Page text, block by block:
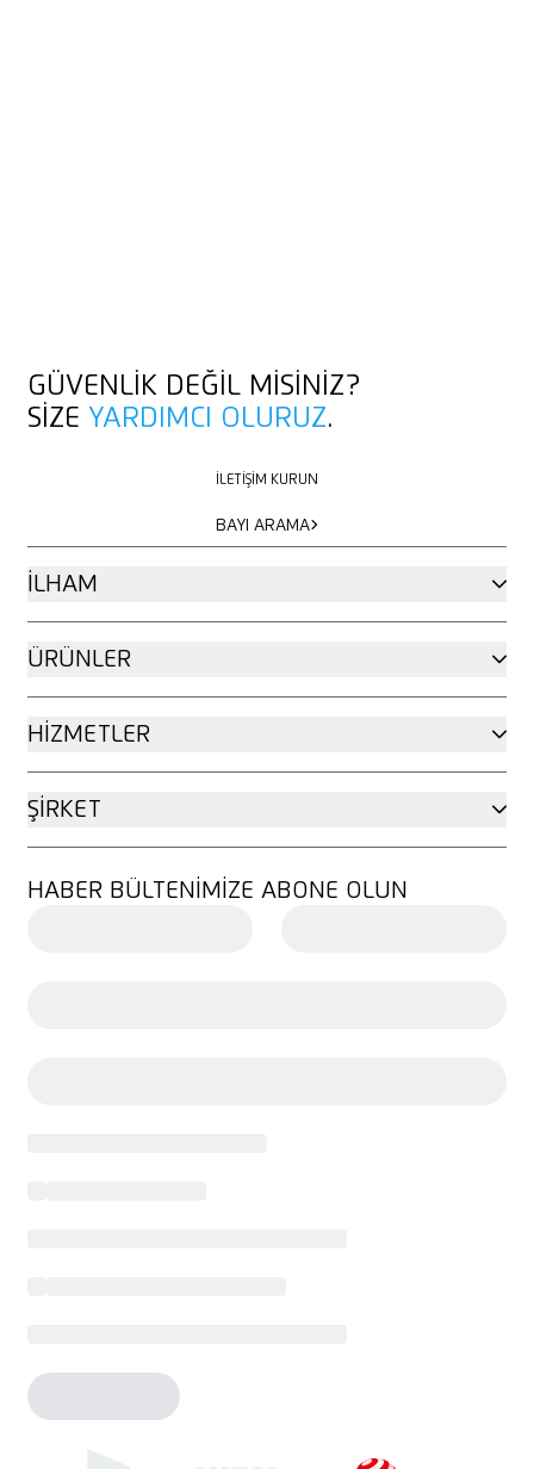
GÜVENLIK DEĞIL MISINIZ?
SIZE YARDIMCI OLURUZ.
İLETIŞIM KURUN
BAYI ARAMA
İLHAM
ÜRÜNLER
HIZMETLER
ŞIRKET
HABER BÜLTENIMIZE ABONE OLUN